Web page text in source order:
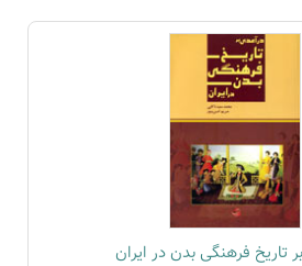
تاریخ فرهنگی بدن در ایران